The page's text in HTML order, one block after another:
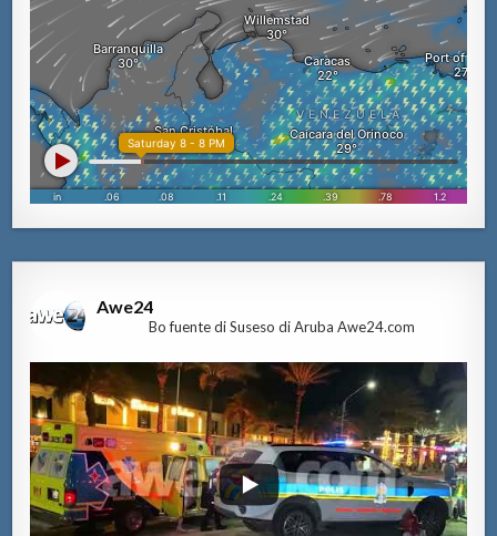
Awe24
Bo fuente di Suseso di Aruba Awe24.com